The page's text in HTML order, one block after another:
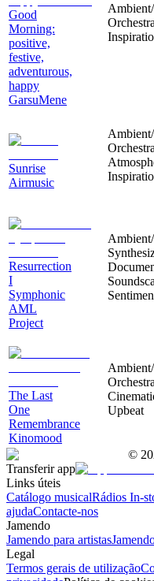
Good
Morning:
positive,
festive,
adventurous,
happy
GarsuMene
Sunrise
Airmusic
Resurrection
I
Symphonic
AML
Project
The Last
One
Remembrance
Kinomood
Upbeat
©
Transferir app
Links úteis
Catálogo musicalRádios In-
ajudaContacte-nos
Jamendo
Jamendo para artistas
Legal
Termos gerais de utilização